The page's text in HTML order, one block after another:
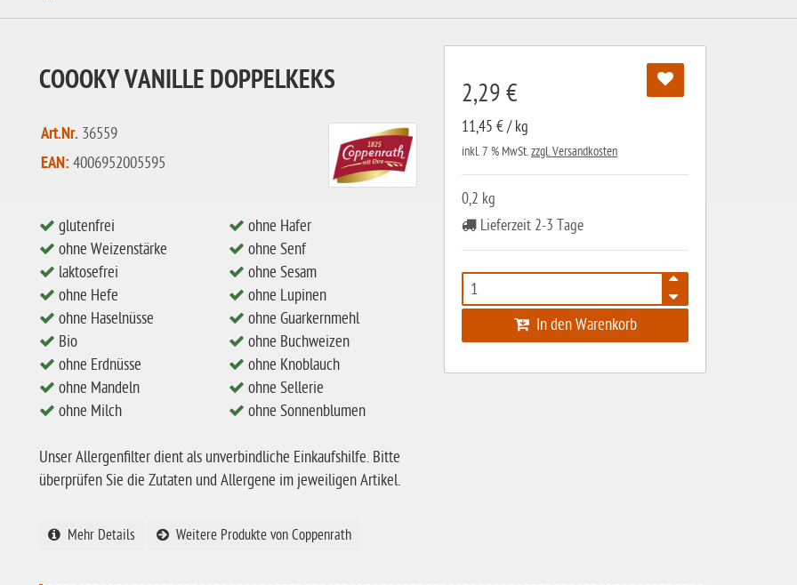
2,29 €
11,45 € / kg
inkl. 7 % MwSt.zzgl. Versandkosten
0,2 kg
Lieferzeit 2-3 Tage
In den Warenkorb
COOOKY VANILLE DOPPELKEKS
Art.Nr. 36559
EAN: 4006952005595
glutenfrei
ohne Weizenstärke
laktosefrei
ohne Hefe
ohne Haselnüsse
Bio
ohne Erdnüsse
ohne Mandeln
ohne Milch
ohne Hafer
ohne Senf
ohne Sesam
ohne Lupinen
ohne Guarkernmehl
ohne Buchweizen
ohne Knoblauch
ohne Sellerie
ohne Sonnenblumen
Unser Allergenfilter dient als unverbindliche Einkaufshilfe. Bitte
überprüfen Sie die Zutaten und Allergene im jeweiligen Artikel.
Mehr Details Weitere Produkte von Coppenrath